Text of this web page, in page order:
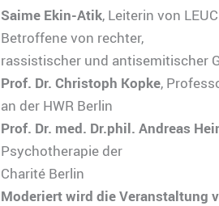
Saime Ekin-Atik, Leiterin von
Betroffene von rechter,
rassistischer und antisemitischer
Prof. Dr. Christoph Kopke,
an der HWR Berlin
Prof. Dr. med. Dr.phil. Andreas
Psychotherapie der
Charité Berlin
Moderiert wird die Veranstaltung